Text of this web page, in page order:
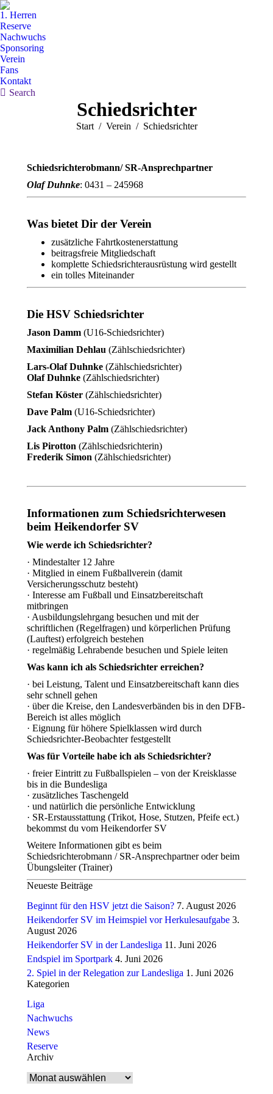
1. Herren
Reserve
Nachwuchs
Sponsoring
Verein
Fans
Kontakt
Search:
Search
Schiedsrichter
Sie befinden sich hier:
Start Verein Schiedsrichter
Schiedsrichterobmann/ SR-Ansprechpartner
Olaf Duhnke: 0431 – 245968
Was bietet Dir der Verein
zusätzliche Fahrtkostenerstattung
beitragsfreie Mitgliedschaft
komplette Schiedsrichterausrüstung wird gestellt
ein tolles Miteinander
Die HSV Schiedsrichter
Jason Damm (U16-Schiedsrichter)
Maximilian Dehlau (Zählschiedsrichter)
Lars-Olaf Duhnke (Zählschiedsrichter)
Olaf Duhnke (Zählschiedsrichter)
Stefan Köster (Zählschiedsrichter)
Dave Palm (U16-Schiedsrichter)
Jack Anthony Palm (Zählschiedsrichter)
Lis Pirotton (Zählschiedsrichterin)
Frederik Simon (Zählschiedsrichter)
Informationen zum Schiedsrichterwesen
beim Heikendorfer SV
Wie werde ich Schiedsrichter?
· Mindestalter 12 Jahre
· Mitglied in einem Fußballverein (damit
Versicherungsschutz besteht)
· Interesse am Fußball und Einsatzbereitschaft
mitbringen
· Ausbildungslehrgang besuchen und mit der
schriftlichen (Regelfragen) und körperlichen Prüfung
(Lauftest) erfolgreich bestehen
· regelmäßig Lehrabende besuchen und Spiele leiten
Was kann ich als Schiedsrichter erreichen?
· bei Leistung, Talent und Einsatzbereitschaft kann dies
sehr schnell gehen
· über die Kreise, den Landesverbänden bis in den DFB-
Bereich ist alles möglich
· Eignung für höhere Spielklassen wird durch
Schiedsrichter-Beobachter festgestellt
Was für Vorteile habe ich als Schiedsrichter?
· freier Eintritt zu Fußballspielen – von der Kreisklasse
bis in die Bundesliga
· zusätzliches Taschengeld
· und natürlich die persönliche Entwicklung
· SR-Erstausstattung (Trikot, Hose, Stutzen, Pfeife ect.)
bekommst du vom Heikendorfer SV
Weitere Informationen gibt es beim
Schiedsrichterobmann / SR-Ansprechpartner oder beim
Übungsleiter (Trainer)
Neueste Beiträge
Beginnt für den HSV jetzt die Saison? 7. August 2026
Heikendorfer SV im Heimspiel vor Herkulesaufgabe 3.
August 2026
Heikendorfer SV in der Landesliga 11. Juni 2026
Endspiel im Sportpark 4. Juni 2026
2. Spiel in der Relegation zur Landesliga 1. Juni 2026
Kategorien
Liga
Nachwuchs
News
Reserve
Archiv
Archiv